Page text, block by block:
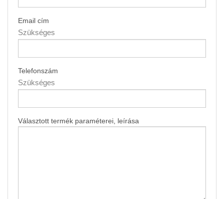
Email cím
Szükséges
Telefonszám
Szükséges
Választott termék paraméterei, leírása